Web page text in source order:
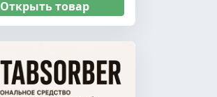
Открыть товар